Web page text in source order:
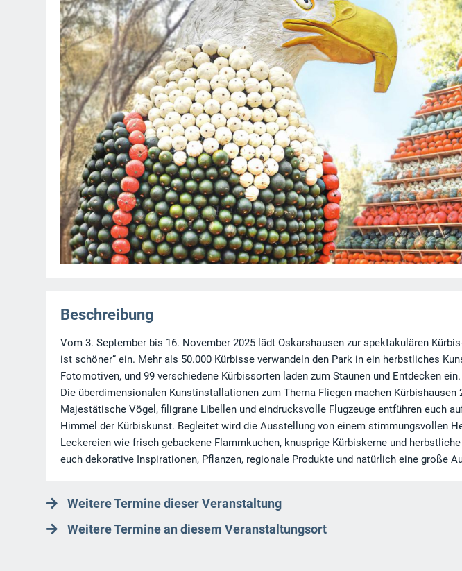
Beschreibung
Vom 3. September bis 16. November 2025 lädt Oskarshausen zur spektakulären
ist schöner“ ein. Mehr als 50.000 Kürbisse verwandeln den Park in ein herbstliches
Fotomotiven, und 99 verschiedene Kürbissorten laden zum Staunen und Entdecken ein.
Die überdimensionalen Kunstinstallationen zum Thema Fliegen machen Kürbishausen
Majestätische Vögel, filigrane Libellen und eindrucksvolle Flugzeuge entführen euch
Himmel der Kürbiskunst. Begleitet wird die Ausstellung von einem stimmungsvollen
Leckereien wie frisch gebackene Flammkuchen, knusprige Kürbiskerne und
euch dekorative Inspirationen, Pflanzen, regionale Produkte und natürlich eine große
Weitere Termine dieser Veranstaltung
Weitere Termine an diesem Veranstaltungsort